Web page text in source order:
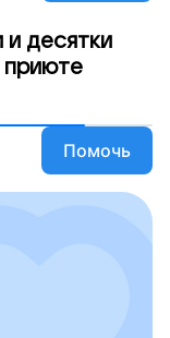
и десятки
приюте
Помочь